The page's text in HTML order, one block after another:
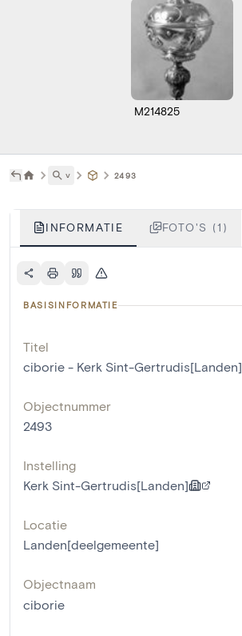
M214825
˅ 2493
INFORMATIE FOTO'S (1)
BASISINFORMATIE
Titel
ciborie - Kerk Sint-Gertrudis[Landen]
Objectnummer
2493
Instelling
Kerk Sint-Gertrudis[Landen]
Locatie
Landen[deelgemeente]
Objectnaam
ciborie